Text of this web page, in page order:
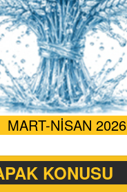
MART-NİSAN 2026
KONUSU